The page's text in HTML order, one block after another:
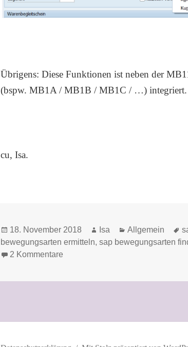
Übrigens: Diese Funktionen ist neben der
(bspw. MB1A / MB1B / MB1C / …) integriert.
cu, Isa.
Veröffentlicht
am
18. November 2018 Autor
Isa Kategorien
Allgemein
bewegungsarten ermitteln,sap bewegungsarten
2 Kommentare